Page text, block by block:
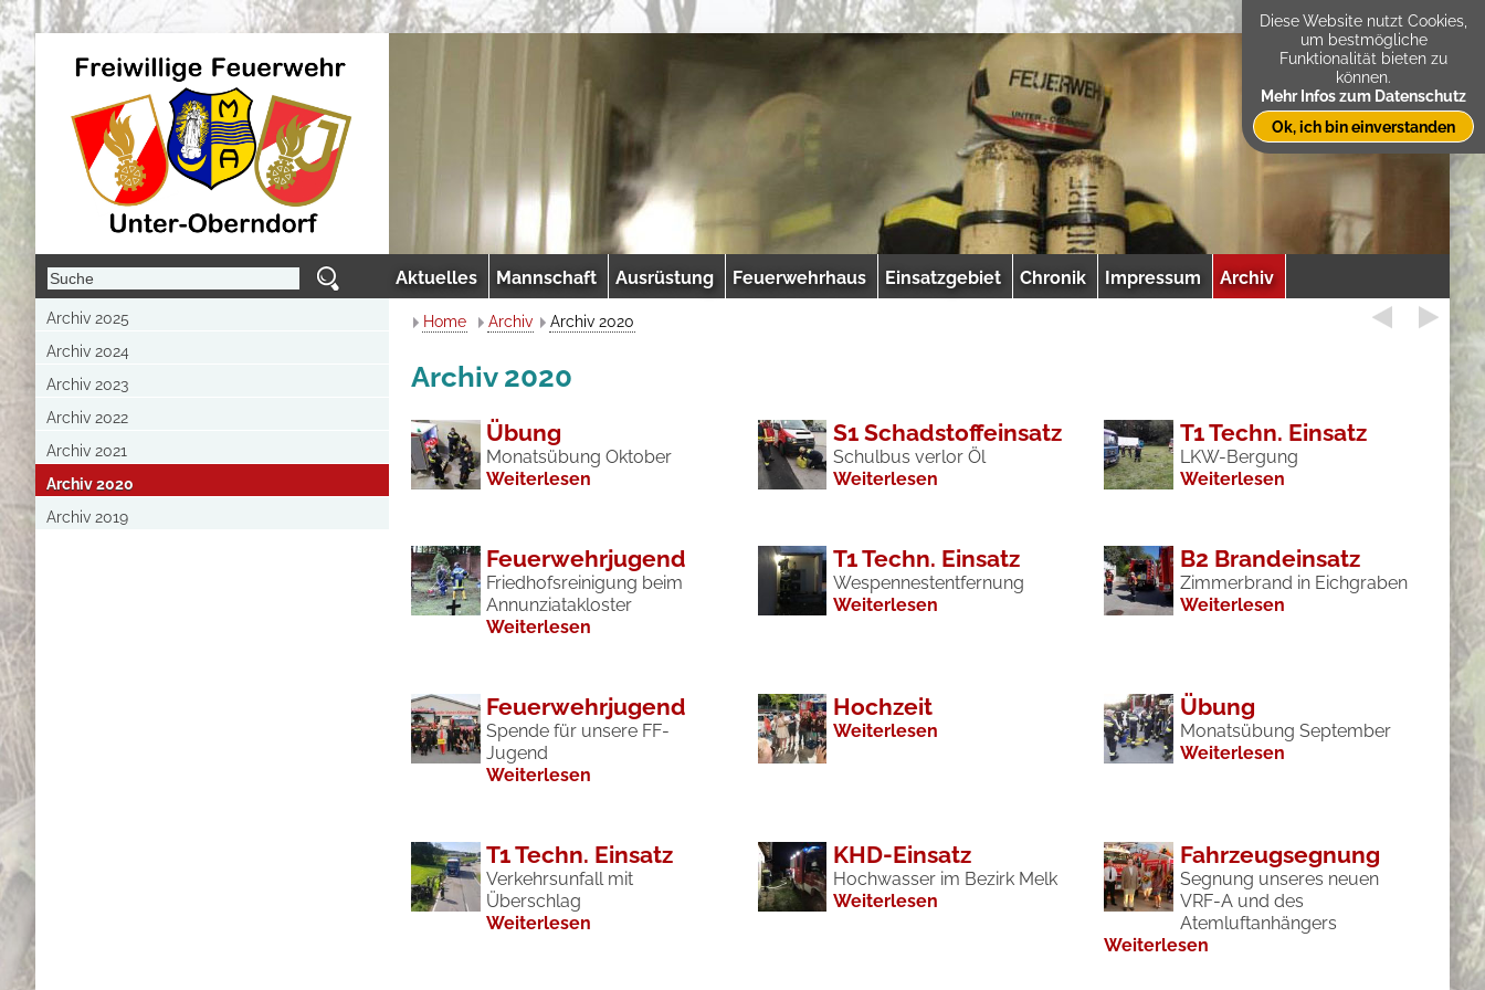
Aktuelles Mannschaft Ausrüstung Feuerwehrhaus Einsatzgebiet Chronik Impressum Archiv
Archiv 2025
Archiv 2024
Archiv 2023
Archiv 2022
Archiv 2021
Archiv 2020
Archiv 2019
Home Archiv Archiv 2020
Archiv 2020
Übung
Monatsübung Oktober
Weiterlesen
S1 Schadstoffeinsatz
Schulbus verlor Öl
Weiterlesen
T1 Techn. Einsatz
LKW-Bergung
Weiterlesen
Feuerwehrjugend
Friedhofsreinigung beim
Annunziatakloster
Weiterlesen
T1 Techn. Einsatz
Wespennestentfernung
Weiterlesen
B2 Brandeinsatz
Zimmerbrand in Eichgraben
Weiterlesen
Feuerwehrjugend
Spende für unsere FF-
Jugend
Weiterlesen
Hochzeit
Weiterlesen
Übung
Monatsübung September
Weiterlesen
T1 Techn. Einsatz
Verkehrsunfall mit
Überschlag
Weiterlesen
KHD-Einsatz
Hochwasser im Bezirk Melk
Weiterlesen
Fahrzeugsegnung
Segnung unseres neuen
VRF-A und des
Atemluftanhängers
Weiterlesen
Diese Website nutzt Cookies,
um bestmögliche
Funktionalität bieten zu
können.
Mehr Infos zum Datenschutz
Ok, ich bin einverstanden